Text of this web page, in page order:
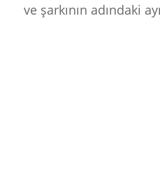
ve şarkının adındaki